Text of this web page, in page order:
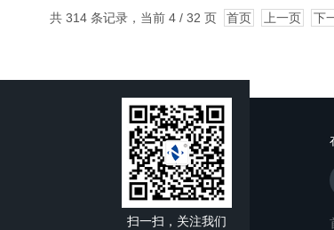
共 314 条记录，当前 4 / 32 页 首页 上一页 下
扫一扫，关注我们